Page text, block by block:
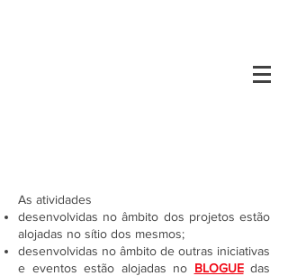
As atividades
desenvolvidas no âmbito dos projetos estão
alojadas no sítio dos mesmos;
desenvolvidas no âmbito de outras iniciativas
e eventos estão alojadas no BLOGUEdas